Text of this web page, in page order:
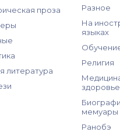
проза
литература
Разное
На
языках
Религия
здоровье
мемуары
Ранобэ